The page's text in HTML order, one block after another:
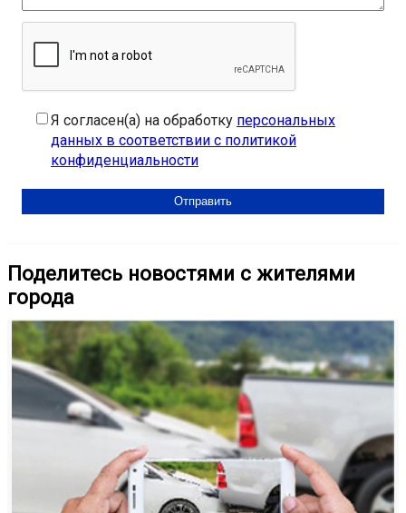
Я согласен(а) на обработку персональных
данных в соответствии с политикой
конфиденциальности
Поделитесь новостями с жителями
города